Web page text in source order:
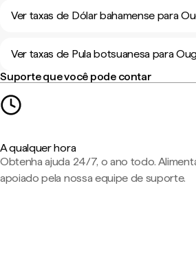
Ver taxas de Dólar bahamense para
Ver taxas de Pula botsuanesa para
Suporte que você pode contar
A qualquer hora
Obtenha ajuda 24/7, o ano todo.
apoiado pela nossa equipe de suporte.